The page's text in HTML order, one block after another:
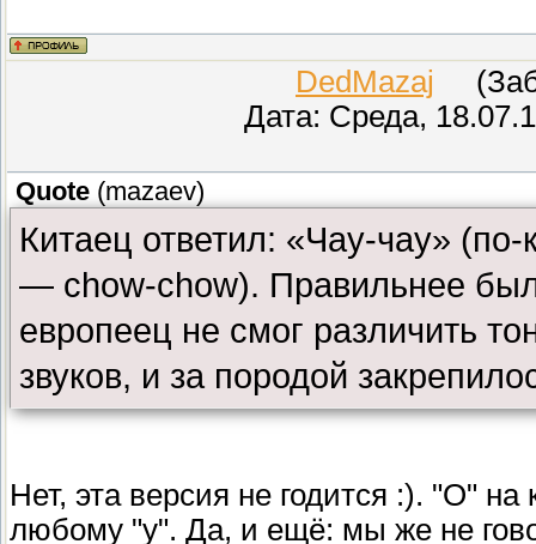
DedMazaj
Дата: Среда,
Quote (mazaev)
Китаец ответил: «Чау-чау»
— chow-chow). Правильнее
европеец не смог различить
звуков, и за породой
Нет, эта версия не годится :). "О"
любому "у". Да, и ещё: мы же не